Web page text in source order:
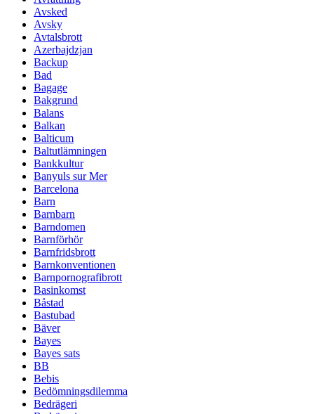
Avsked
Avsky
Avtalsbrott
Azerbajdzjan
Backup
Bad
Bagage
Bakgrund
Balans
Balkan
Balticum
Baltutlämningen
Bankkultur
Banyuls sur Mer
Barcelona
Barn
Barnbarn
Barndomen
Barnförhör
Barnfridsbrott
Barnkonventionen
Barnpornografibrott
Basinkomst
Båstad
Bastubad
Bäver
Bayes
Bayes sats
BB
Bebis
Bedömningsdilemma
Bedrägeri